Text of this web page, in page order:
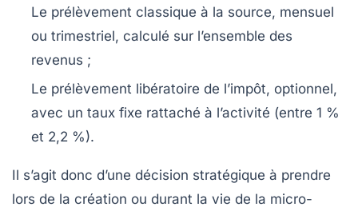
Le prélèvement classique à la source, mensuel
ou trimestriel, calculé sur l’ensemble des
revenus ;
Le prélèvement libératoire de l’impôt, optionnel,
avec un taux fixe rattaché à l’activité (entre 1 %
et 2,2 %).
Il s’agit donc d’une décision stratégique à prendre
lors de la création ou durant la vie de la micro-